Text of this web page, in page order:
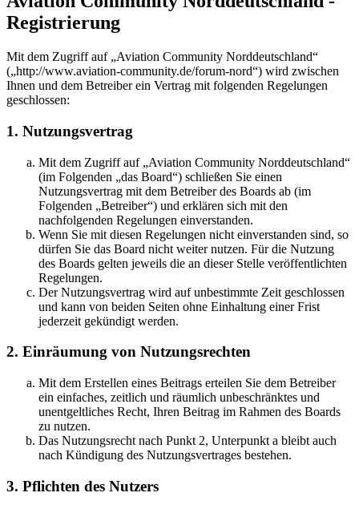
Registrierung
Mit dem Zugriff auf „Aviation Community Norddeutschland“
(„http://www.aviation-community.de/forum-nord“) wird zwischen
Ihnen und dem Betreiber ein Vertrag mit folgenden Regelungen
geschlossen:
1. Nutzungsvertrag
Mit dem Zugriff auf „Aviation Community Norddeutschland“
(im Folgenden „das Board“) schließen Sie einen
Nutzungsvertrag mit dem Betreiber des Boards ab (im
Folgenden „Betreiber“) und erklären sich mit den
nachfolgenden Regelungen einverstanden.
Wenn Sie mit diesen Regelungen nicht einverstanden sind, so
dürfen Sie das Board nicht weiter nutzen. Für die Nutzung
des Boards gelten jeweils die an dieser Stelle veröffentlichten
Regelungen.
Der Nutzungsvertrag wird auf unbestimmte Zeit geschlossen
und kann von beiden Seiten ohne Einhaltung einer Frist
jederzeit gekündigt werden.
2. Einräumung von Nutzungsrechten
Mit dem Erstellen eines Beitrags erteilen Sie dem Betreiber
ein einfaches, zeitlich und räumlich unbeschränktes und
unentgeltliches Recht, Ihren Beitrag im Rahmen des Boards
zu nutzen.
Das Nutzungsrecht nach Punkt 2, Unterpunkt a bleibt auch
nach Kündigung des Nutzungsvertrages bestehen.
3. Pflichten des Nutzers